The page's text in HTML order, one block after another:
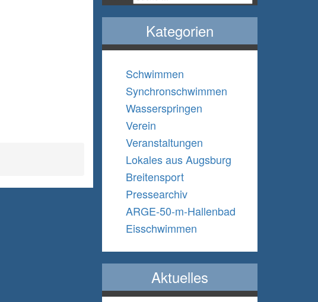
Kategorien
Schwimmen
Synchronschwimmen
Wasserspringen
Verein
Veranstaltungen
Lokales aus Augsburg
Breitensport
Pressearchiv
ARGE-50-m-Hallenbad
Eisschwimmen
Aktuelles